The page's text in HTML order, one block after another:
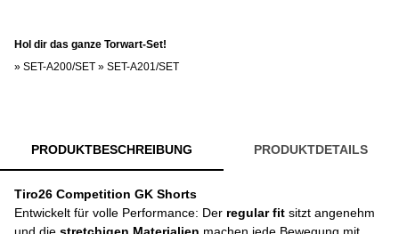
Hol dir das ganze Torwart-Set!
» SET-A200/SET » SET-A201/SET
PRODUKTBESCHREIBUNG PRODUKTDETAILS
Tiro26 Competition GK Shorts
Entwickelt für volle Performance: Der regular fit sitzt angenehm